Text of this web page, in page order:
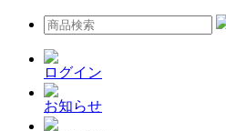
ログイン
お知らせ